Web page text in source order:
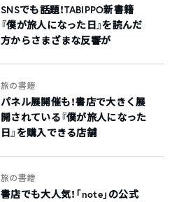
SNSでも話題！TABIPPO新書籍
『僕が旅人になった日』を読んだ
方からさまざまな反響が
旅の書籍
パネル展開催も！書店で大きく展
開されている『僕が旅人になった
日』を購入できる店舗
旅の書籍
書店でも大人気！「note」の公式